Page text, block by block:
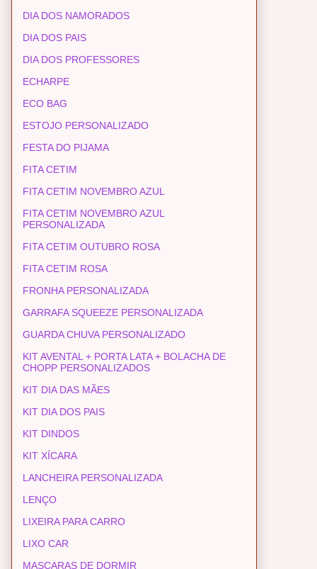
DIA DOS NAMORADOS
DIA DOS PAIS
DIA DOS PROFESSORES
ECHARPE
ECO BAG
ESTOJO PERSONALIZADO
FESTA DO PIJAMA
FITA CETIM
FITA CETIM NOVEMBRO AZUL
FITA CETIM NOVEMBRO AZUL
PERSONALIZADA
FITA CETIM OUTUBRO ROSA
FITA CETIM ROSA
FRONHA PERSONALIZADA
GARRAFA SQUEEZE PERSONALIZADA
GUARDA CHUVA PERSONALIZADO
KIT AVENTAL + PORTA LATA + BOLACHA DE
CHOPP PERSONALIZADOS
KIT DIA DAS MÃES
KIT DIA DOS PAIS
KIT DINDOS
KIT XÍCARA
LANCHEIRA PERSONALIZADA
LENÇO
LIXEIRA PARA CARRO
LIXO CAR
MASCARAS DE DORMIR